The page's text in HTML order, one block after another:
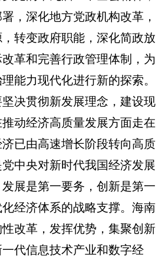
，深化地方党政机构改革，
转变政府职能，深化简政放
革和完善行政管理体制，为
能力现代化进行新的探索。
贯彻新发展理念，建设现
动经济高质量发展方面走在
已由高速增长阶段转向高质
中央对新时代我国经济发展
展是第一要务，创新是第一
经济体系的战略支撑。海南
改革，发挥优势，集聚创新
代信息技术产业和数字经